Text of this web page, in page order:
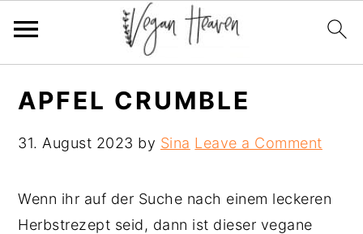
navigation
APFEL CRUMBLE
31. August 2023 by Sina Leave a Comment
Wenn ihr auf der Suche nach einem leckeren
Herbstrezept seid, dann ist dieser vegane